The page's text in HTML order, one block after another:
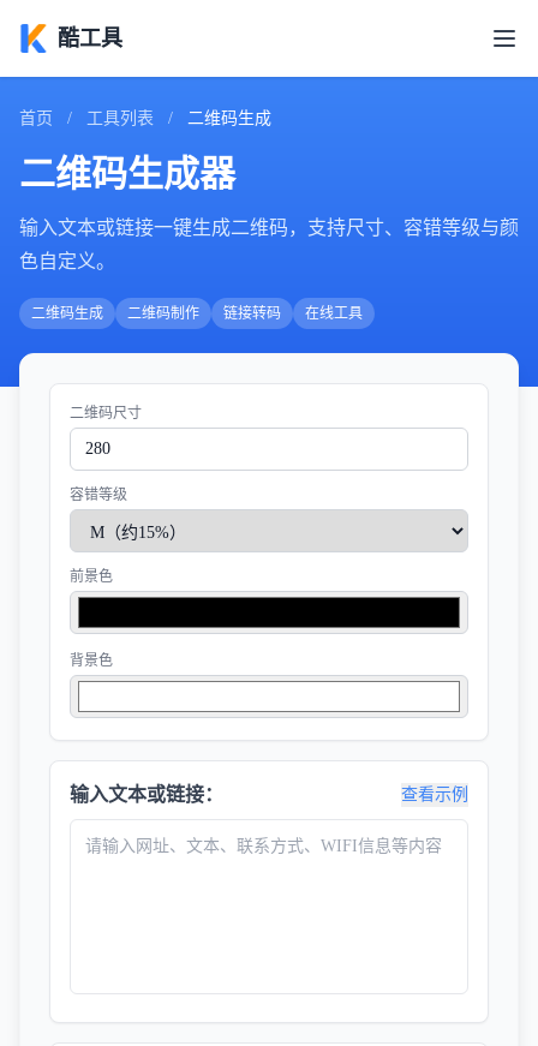
酷工具
首页 / 工具列表 / 二维码生成
二维码生成器
输入文本或链接一键生成二维码，支持尺寸、容错等级与颜
色自定义。
二维码生成 二维码制作 链接转码 在线工具
二维码尺寸
容错等级
前景色
背景色
输入文本或链接： 查看示例